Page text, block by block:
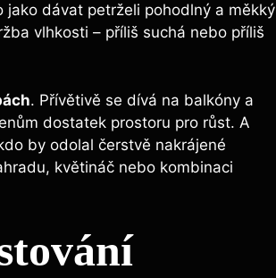
dávat petrželi pohodlný a měkký
vlhkosti – příliš⁢ suchá nebo příliš​
. Přívětivě se dívá na balkóny a
‍dostatek prostoru pro růst. A
by odolal čerstvě nakrájené
květináč nebo‍ kombinaci